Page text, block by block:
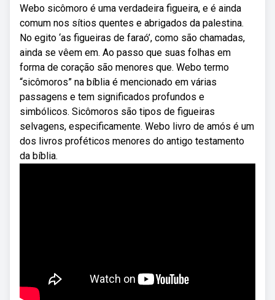
Webo sicômoro é uma verdadeira figueira, e é ainda
comum nos sítios quentes e abrigados da palestina.
No egito ‘as figueiras de faraó’, como são chamadas,
ainda se vêem em. Ao passo que suas folhas em
forma de coração são menores que. Webo termo
“sicômoros” na bíblia é mencionado em várias
passagens e tem significados profundos e
simbólicos. Sicômoros são tipos de figueiras
selvagens, especificamente. Webo livro de amós é um
dos livros proféticos menores do antigo testamento
da bíblia.